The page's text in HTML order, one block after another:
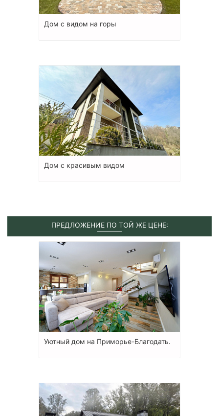
Дом с видом на горы
Дом с красивым видом
ПРЕДЛОЖЕНИЕ ПО ТОЙ ЖЕ ЦЕНЕ:
Уютный дом на Приморье-Благодать.